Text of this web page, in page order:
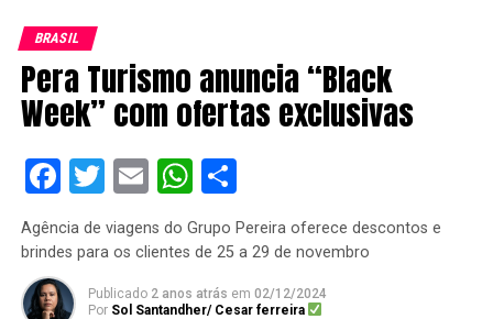
BRASIL
Pera Turismo anuncia “Black
Week” com ofertas exclusivas
Facebook
Twitter
EmailWhatsApp
Share
Agência de viagens do Grupo Pereira oferece descontos e
brindes para os clientes de 25 a 29 de novembro
Publicado 2 anos atrás em 02/12/2024
Por Sol Santandher/ Cesar ferreira